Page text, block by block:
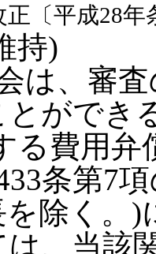
〔平成28年
持)
は、審
とができ
る費用弁
条第7
除く。
、当該